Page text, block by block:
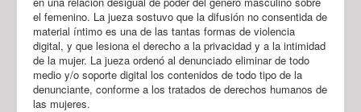
el femenino. La jueza sostuvo que la difusión no consentida de
material íntimo es una de las tantas formas de violencia
digital, y que lesiona el derecho a la privacidad y a la intimidad
de la mujer. La jueza ordenó al denunciado eliminar de todo
medio y/o soporte digital los contenidos de todo tipo de la
denunciante, conforme a los tratados de derechos humanos de
las mujeres.